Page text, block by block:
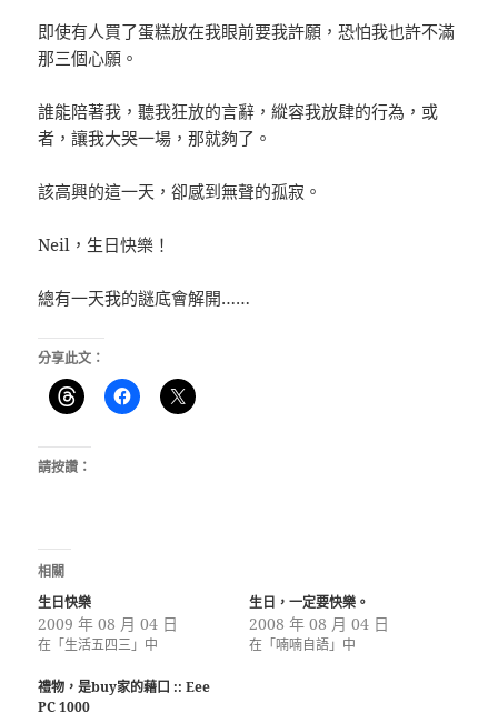
即使有人買了蛋糕放在我眼前要我許願，恐怕我也許不滿
那三個心願。
誰能陪著我，聽我狂放的言辭，縱容我放肆的行為，或
者，讓我大哭一場，那就夠了。
該高興的這一天，卻感到無聲的孤寂。
Neil，生日快樂！
總有一天我的謎底會解開……
分享此文：
請按讚：
相關
生日快樂
2009 年 08 月 04 日
在「生活五四三」中
生日，一定要快樂。
2008 年 08 月 04 日
在「喃喃自語」中
禮物，是buy家的藉口 :: Eee
PC 1000